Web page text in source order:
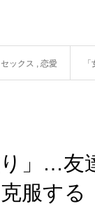
セックス , 恋愛
り」…
服する